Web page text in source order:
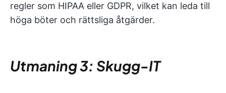
regler som HIPAA eller GDPR, vilket kan leda till
höga böter och rättsliga åtgärder.
Utmaning 3: Skugg-IT